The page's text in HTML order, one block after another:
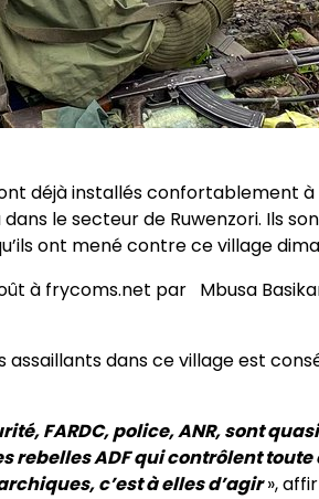
déjà installés confortablement
le secteur de Ruwenzori. Ils
ont mené contre ce village
à frycoms.net par Mbusa
assaillants dans ce village est
FARDC, police, ANR, sont
rebelles ADF qui contrôlent
c’est à elles d’agir»,